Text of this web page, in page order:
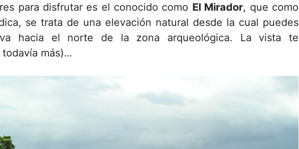
para disfrutar es el conocido como El Mirador, que como
se trata de una elevación natural desde la cual puedes
hacia el norte de la zona arqueológica. La vista te
más)…